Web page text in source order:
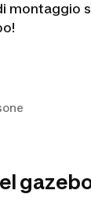
montaggio